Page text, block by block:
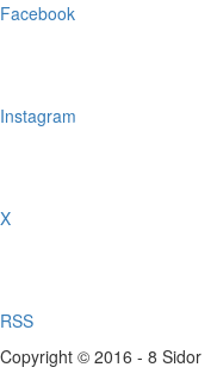
Facebook
Instagram
X
RSS
Copyright © 2016 - 8 Sidor